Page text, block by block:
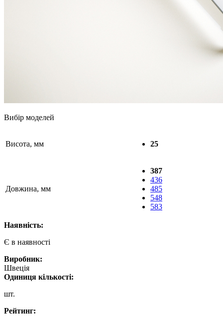
Вибір моделей
Висота, мм 25
Довжина, мм
387
436
485
548
583
Наявність:
Є в наявності
Виробник:
Швеція
Одиниця кількості:
шт.
Рейтинг: